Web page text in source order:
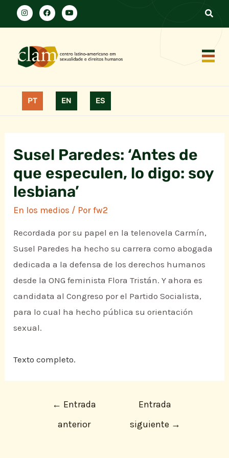
PT EN ES
Susel Paredes: ‘Antes de
que especulen, lo digo: soy
lesbiana’
En los medios / Porfw2
Recordada por su papel en la telenovela Carmín,
Susel Paredes ha hecho su carrera como abogada
dedicada a la defensa de los derechos humanos
desde la ONG feminista Flora Tristán. Y ahora es
candidata al Congreso por el Partido Socialista,
para lo cual ha hecho pública su orientación
sexual.
Texto completo.
← Entrada
anterior
Entrada
siguiente →